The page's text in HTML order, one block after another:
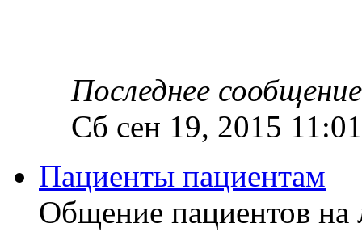
Последнее сообщение
Сб сен 19, 2015
Пациенты пациентам
Общение пациентов